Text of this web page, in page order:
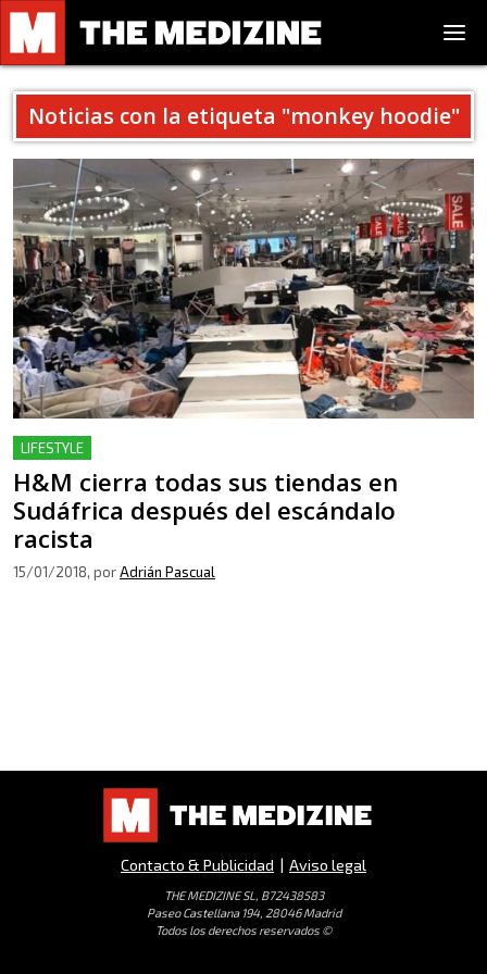
Noticias con la etiqueta "monkey hoodie"
LIFESTYLE
H&M cierra todas sus tiendas en
Sudáfrica después del escándalo
racista
15/01/2018, porAdrián Pascual
Contacto & Publicidad | Aviso legal
THE MEDIZINE SL, B72438583
Paseo Castellana 194, 28046 Madrid
Todos los derechos reservados ©